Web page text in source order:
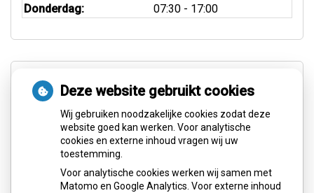
Donderdag:
07:30 - 17:00
Aangesloten bij:
Deze website gebruikt cookies
Wij gebruiken noodzakelijke cookies zodat deze
website goed kan werken. Voor analytische
cookies en externe inhoud vragen wij uw
toestemming.
Voor analytische cookies werken wij samen met
Matomo en Google Analytics. Voor externe inhoud